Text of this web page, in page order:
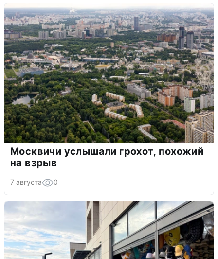
Москвичи услышали грохот, похожий
на взрыв
7 августа 0